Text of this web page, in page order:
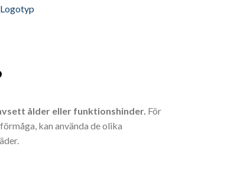
ålder eller funktionshinder. För
kan använda de olika